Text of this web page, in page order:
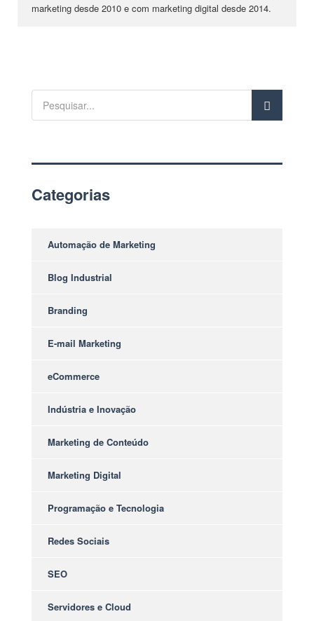
marketing desde 2010 e com marketing digital desde 2014.
Categorias
Automação de Marketing
Blog Industrial
Branding
E-mail Marketing
eCommerce
Indústria e Inovação
Marketing de Conteúdo
Marketing Digital
Programação e Tecnologia
Redes Sociais
SEO
Servidores e Cloud